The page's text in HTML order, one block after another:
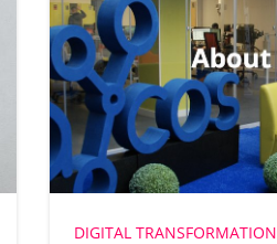
DIGITAL TRANSFORMATION